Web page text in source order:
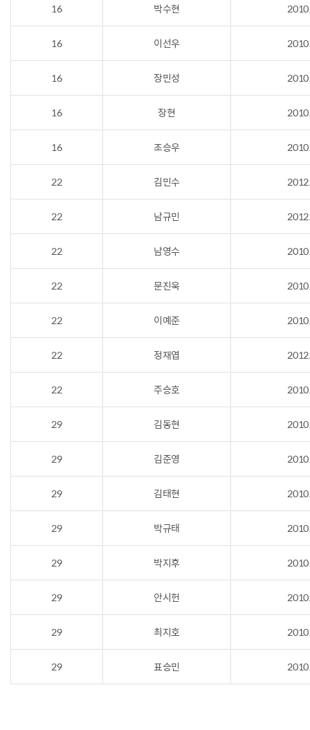
16 박수현
16 이선우
16 장민성
16 장현
16 조승우
22 김민수
22 남규민
22 남영수
22 문진욱
22 이예준
22 정재엽
22 주승호
29 김동현
29 김준영
29 김태현
29 박규태
29 박지후
29 안시헌
29 최지호
29 표승민